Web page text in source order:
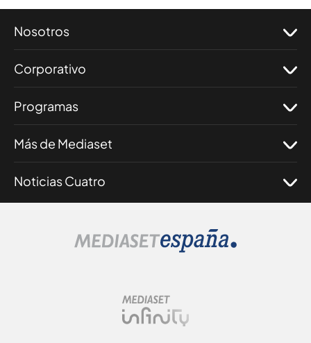
Nosotros
Corporativo
Programas
Más de Mediaset
Noticias Cuatro